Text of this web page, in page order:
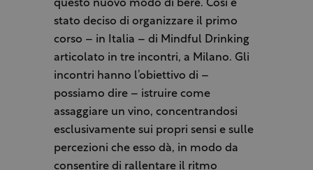
questo nuovo modo di bere. Così è
stato deciso di organizzare il primo
corso – in Italia – di Mindful Drinking
articolato in tre incontri, a Milano. Gli
incontri hanno l’obiettivo di –
possiamo dire – istruire come
assaggiare un vino, concentrandosi
esclusivamente sui propri sensi e sulle
percezioni che esso dà, in modo da
consentire di rallentare il ritmo